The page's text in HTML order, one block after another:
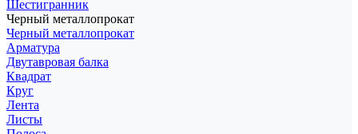
Шестигранник
Черный металлопрокат
Черный металлопрокат
Арматура
Двутавровая балка
Квадрат
Круг
Лента
Листы